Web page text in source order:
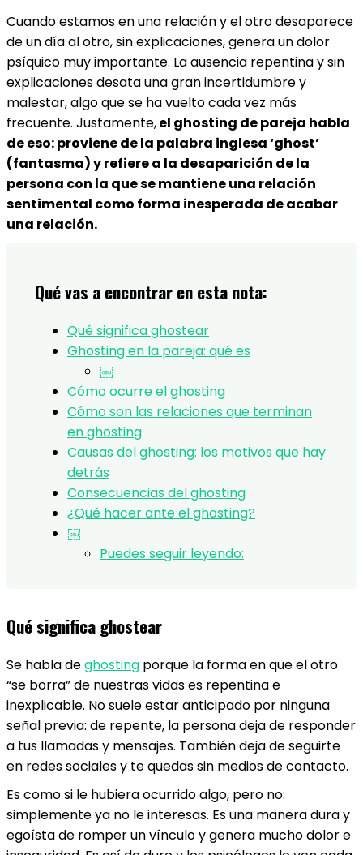
Cuando estamos en una relación y el otro desaparece
de un día al otro, sin explicaciones, genera un dolor
psíquico muy importante. La ausencia repentina y sin
explicaciones desata una gran incertidumbre y
malestar, algo que se ha vuelto cada vez más
frecuente. Justamente,el ghosting de pareja habla
de eso: proviene de la palabra inglesa ‘ghost’
(fantasma) y refiere a la desaparición de la
persona con la que se mantiene una relación
sentimental como forma inesperada de acabar
una relación.
Qué vas a encontrar en esta nota:
Qué significa ghostear​
Ghosting en la pareja: qué es
￼
Cómo ocurre el ghosting
Cómo son las relaciones que terminan
en ghosting
Causas del ghosting: los motivos que hay
detrás
Consecuencias del ghosting
¿Qué hacer ante el ghosting?
￼
Puedes seguir leyendo:
Qué significa ghostear​
Se habla deghosting porque la forma en que el otro
“se borra” de nuestras vidas es repentina e
inexplicable. No suele estar anticipado por ninguna
señal previa: de repente, la persona deja de responder
a tus llamadas y mensajes. También deja de seguirte
en redes sociales y te quedas sin medios de contacto.
Es como si le hubiera ocurrido algo, pero no:
simplemente ya no le interesas. Es una manera dura y
egoísta de romper un vínculo y genera mucho dolor e